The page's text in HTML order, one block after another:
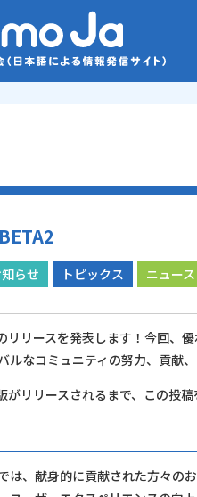
らせ トピックス ニュース
リースを発表します！今回、
ルなコミュニティの努力、貢献
リリースされるまで、この投稿
は、献身的に貢献された方々の